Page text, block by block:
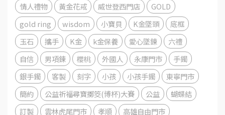
情人禮物
黃金花戒 威世登西門店
GOLD
gold ring
wisdom 小寶貝 K金墜頭
底框
玉石
攜手 K金 k金保養 愛心墜鍊
六禮
自信
男項鍊 櫻桃 外國人 永康門市
手鐲
銀手鐲
客製 刻字 小孩 小孩手鐲
東寧門市
簡約
公益祈福尋寶擲筊(博杯)大賽 公益
蝴蝶結
訂製
雲林虎尾門市 孝順
高雄自由門市